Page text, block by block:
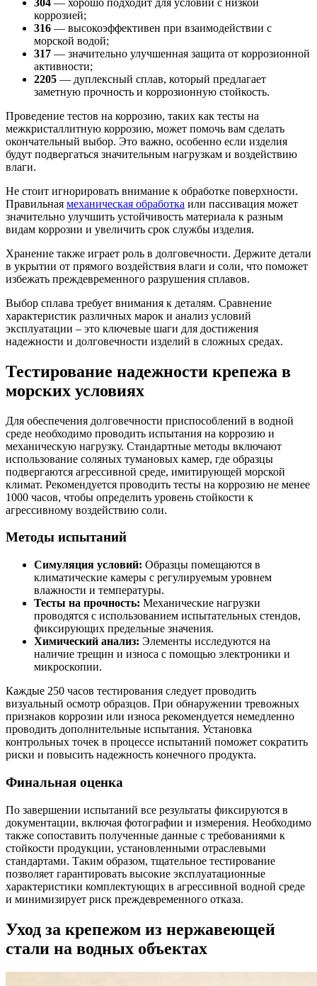
304 — хорошо подходит для условий с низкой
коррозией;
316 — высокоэффективен при взаимодействии с
морской водой;
317 — значительно улучшенная защита от коррозионной
активности;
2205 — дуплексный сплав, который предлагает
заметную прочность и коррозионную стойкость.
Проведение тестов на коррозию, таких как тесты на
межкристаллитную коррозию, может помочь вам сделать
окончательный выбор. Это важно, особенно если изделия
будут подвергаться значительным нагрузкам и воздействию
влаги.
Не стоит игнорировать внимание к обработке поверхности.
Правильная механическая обработка или пассивация может
значительно улучшить устойчивость материала к разным
видам коррозии и увеличить срок службы изделия.
Хранение также играет роль в долговечности. Держите детали
в укрытии от прямого воздействия влаги и соли, что поможет
избежать преждевременного разрушения сплавов.
Выбор сплава требует внимания к деталям. Сравнение
характеристик различных марок и анализ условий
эксплуатации – это ключевые шаги для достижения
надежности и долговечности изделий в сложных средах.
Тестирование надежности крепежа в
морских условиях
Для обеспечения долговечности приспособлений в водной
среде необходимо проводить испытания на коррозию и
механическую нагрузку. Стандартные методы включают
использование соляных тумановых камер, где образцы
подвергаются агрессивной среде, имитирующей морской
климат. Рекомендуется проводить тесты на коррозию не менее
1000 часов, чтобы определить уровень стойкости к
агрессивному воздействию соли.
Методы испытаний
Симуляция условий: Образцы помещаются в
климатические камеры с регулируемым уровнем
влажности и температуры.
Тесты на прочность: Механические нагрузки
проводятся с использованием испытательных стендов,
фиксирующих предельные значения.
Химический анализ: Элементы исследуются на
наличие трещин и износа с помощью электроники и
микроскопии.
Каждые 250 часов тестирования следует проводить
визуальный осмотр образцов. При обнаружении тревожных
признаков коррозии или износа рекомендуется немедленно
проводить дополнительные испытания. Установка
контрольных точек в процессе испытаний поможет сократить
риски и повысить надежность конечного продукта.
Финальная оценка
По завершении испытаний все результаты фиксируются в
документации, включая фотографии и измерения. Необходимо
также сопоставить полученные данные с требованиями к
стойкости продукции, установленными отраслевыми
стандартами. Таким образом, тщательное тестирование
позволяет гарантировать высокие эксплуатационные
характеристики комплектующих в агрессивной водной среде
и минимизирует риск преждевременного отказа.
Уход за крепежом из нержавеющей
стали на водных объектах